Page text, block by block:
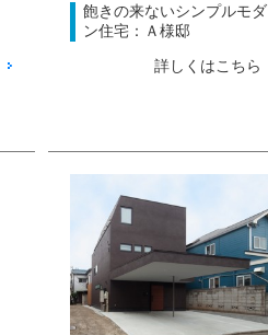
飽きの来ないシンプルモダ
ン住宅：Ａ様邸
詳しくはこちら